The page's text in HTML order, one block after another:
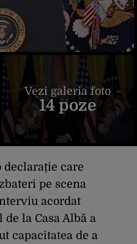
Vezi galeria foto
14 poze
care
pe scena
acordat
de la Casa Albă a
capacitatea de a